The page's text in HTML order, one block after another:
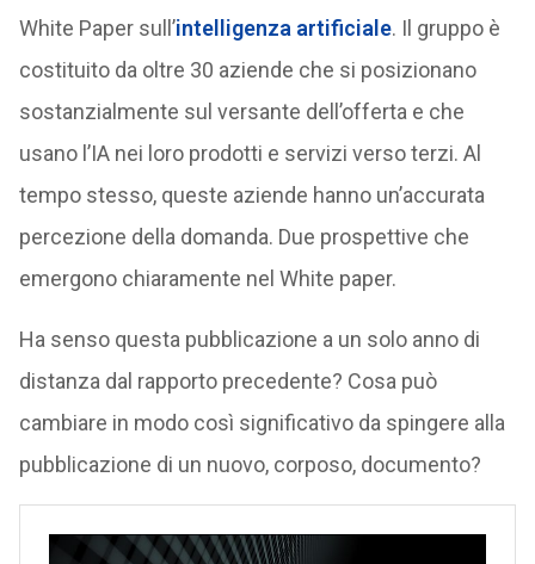
White Paper sull’intelligenza artificiale. Il gruppo è
costituito da oltre 30 aziende che si posizionano
sostanzialmente sul versante dell’offerta e che
usano l’IA nei loro prodotti e servizi verso terzi. Al
tempo stesso, queste aziende hanno un’accurata
percezione della domanda. Due prospettive che
emergono chiaramente nel White paper.
Ha senso questa pubblicazione a un solo anno di
distanza dal rapporto precedente? Cosa può
cambiare in modo così significativo da spingere alla
pubblicazione di un nuovo, corposo, documento?